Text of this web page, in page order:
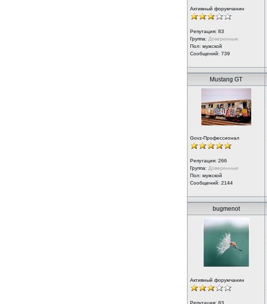
Активный форумчанин
Репутация: 83
Группа: Доверенные
Пол: мужской
Сообщений: 739
Mustang GT
Govz-Профессионал
Репутация: 266
Группа: Доверенные
Пол: мужской
Сообщений: 2144
bugmenot
Активный форумчанин
Репутация: 83